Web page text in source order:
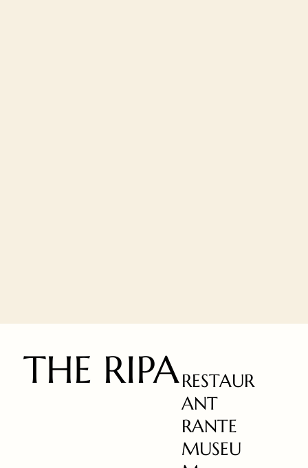
THE RIPARESTAUR
ANT
RANTE
MUSEU